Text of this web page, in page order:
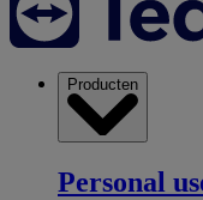
Producten
Personal